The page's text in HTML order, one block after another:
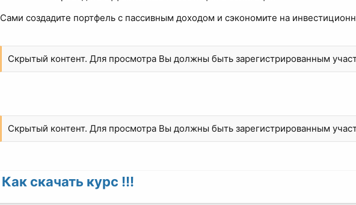
Сами создадите портфель с пассивным доходом и сэкономите на
Скрытый контент. Для просмотра Вы должны быть зарегистрированным
Скрытый контент. Для просмотра Вы должны быть зарегистрированным
Как скачать курс !!!